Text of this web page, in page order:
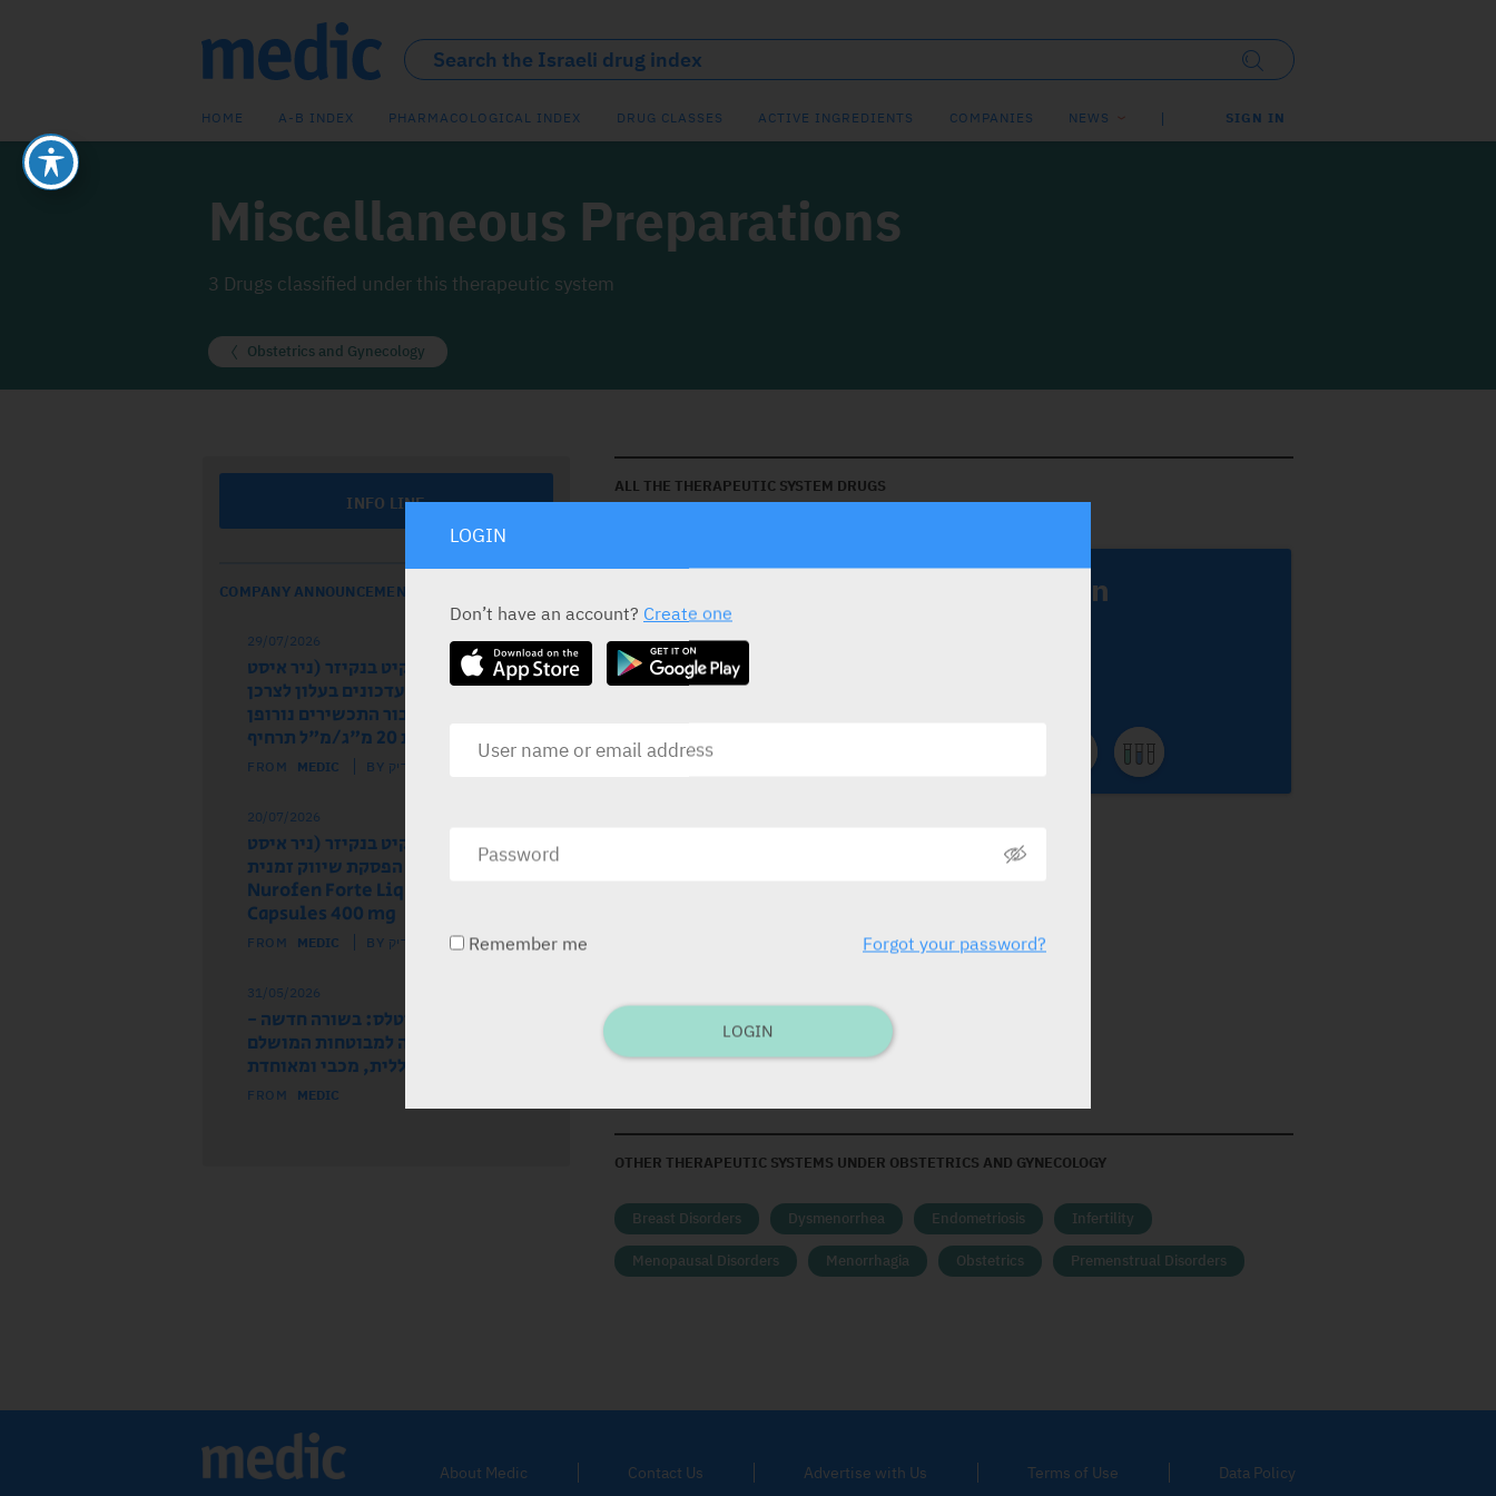
HOME A-B INDEX PHARMACOLOGICAL INDEX DRUG CLASSES ACTIVE INGREDIENTS COMPANIES NEWS SIGN IN
Miscellaneous Preparations
3 Drugs classified under this therapeutic system
Obstetrics and Gynecology
INFO LINE
COMPANY ANNOUNCEMENTS
29/07/2026
בעל הרישום רקיט בנקיזר (ניר איסט
בע"מ) מודיע על עדכונים בעלון לצרכן
ובעלון לרופא עבור התכשירים נורופן
לילדים תפוז ותות 20 מ"ג/מ"ל תרחיף
FROM MEDIC BY מדיק
20/07/2026
בעל הרישום רקיט בנקיזר (ניר איסט
בע"מ) מודיע על הפסקת שיווק זמנית
של התכשיר Nurofen Forte Liquid
Capsules 400 mg
FROM MEDIC BY מדיק
31/05/2026
הודעה מחברת אסטלס: בשורה חדשה -
ואוזה זמינה למבוטחות המושלם
בכללית, מכבי ומאוחדת
FROM MEDIC
ALL THE THERAPEUTIC SYSTEM DRUGS
Tzamal
Diclectin
OTHER THERAPEUTIC SYSTEMS UNDER OBSTETRICS AND GYNECOLOGY
Breast Disorders Dysmenorrhea Endometriosis Infertility
Menopausal Disorders Menorrhagia Obstetrics Premenstrual Disorders
About Medic Contact Us Advertise with Us Terms of Use Data Policy
LOGIN
Don’t have an account? Create one
Remember me Forgot your password?
LOGIN